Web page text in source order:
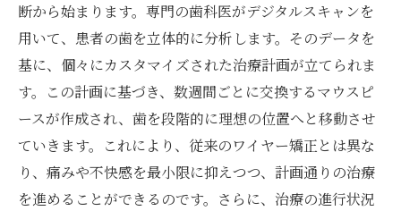
断から始まります。専門の歯科医がデジタルスキャンを
用いて、患者の歯を立体的に分析します。そのデータを
基に、個々にカスタマイズされた治療計画が立てられま
す。この計画に基づき、数週間ごとに交換するマウスピ
ースが作成され、歯を段階的に理想の位置へと移動させ
ていきます。これにより、従来のワイヤー矯正とは異な
り、痛みや不快感を最小限に抑えつつ、計画通りの治療
を進めることができるのです。さらに、治療の進行状況